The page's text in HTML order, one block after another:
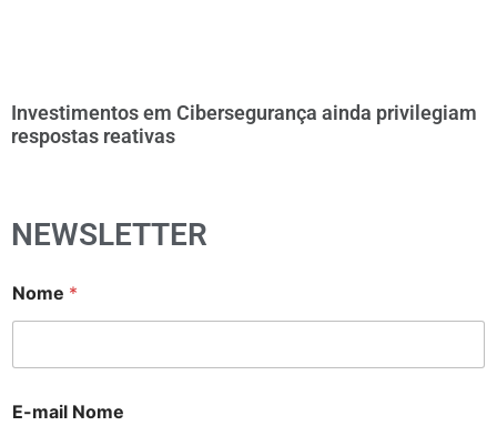
Investimentos em Cibersegurança ainda privilegiam
respostas reativas
NEWSLETTER
Nome *
E-mail Nome